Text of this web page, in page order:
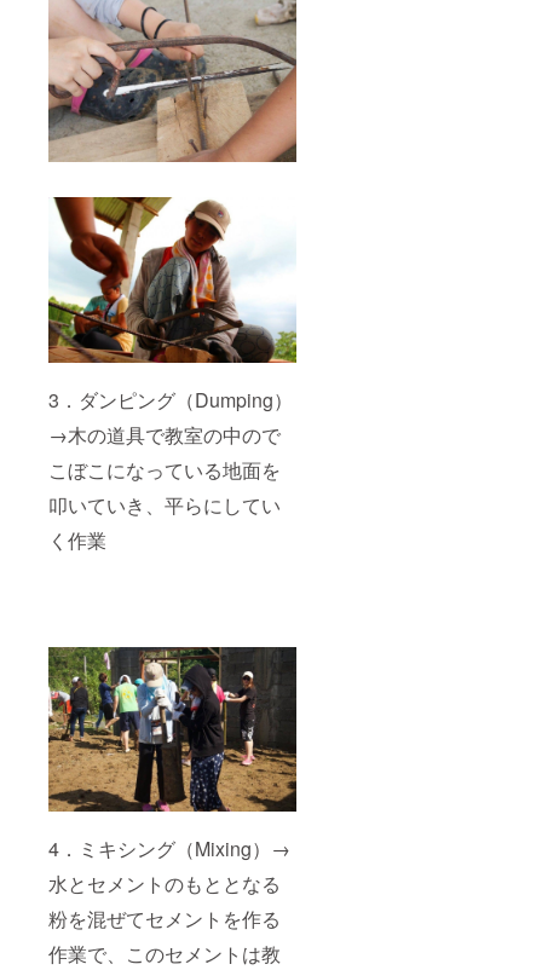
3．ダンピング（Dumping）
→木の道具で教室の中ので
こぼこになっている地面を
叩いていき、平らにしてい
く作業
4．ミキシング（Mixing）→
水とセメントのもととなる
粉を混ぜてセメントを作る
作業で、このセメントは教